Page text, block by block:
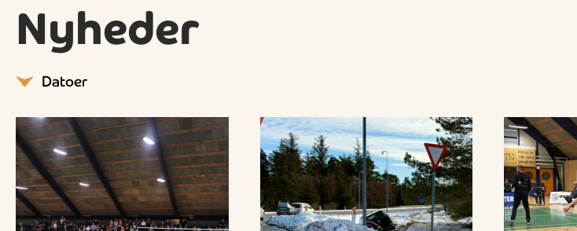
Nyheder